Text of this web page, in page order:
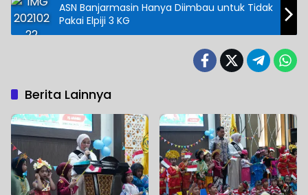
ASN Banjarmasin Hanya Diimbau untuk Tidak
Pakai Elpiji 3 KG
Berita Lainnya